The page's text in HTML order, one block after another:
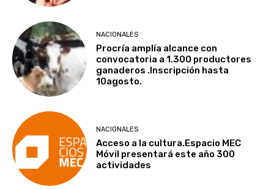
NACIONALES
Procría amplía alcance con
convocatoria a 1.300 productores
ganaderos .Inscripción hasta
10agosto.
NACIONALES
Acceso a la cultura.Espacio MEC
Móvil presentará este año 300
actividades